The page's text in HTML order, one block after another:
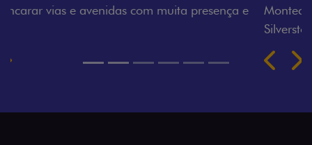
Montecarlo, Branco Banchisa, Prata Bari e Cinza
Rodas de liga leve